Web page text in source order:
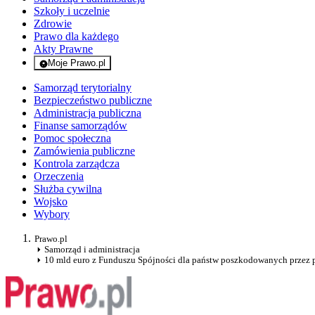
Szkoły i uczelnie
Zdrowie
Prawo dla każdego
Akty Prawne
Moje Prawo.pl
- rejestracja i logowanie do serwisu
Samorząd terytorialny
Bezpieczeństwo publiczne
Administracja publiczna
Finanse samorządów
Pomoc społeczna
Zamówienia publiczne
Kontrola zarządcza
Orzeczenia
Służba cywilna
Wojsko
Wybory
Prawo.pl
Samorząd i administracja
10 mld euro z Funduszu Spójności dla państw poszkodowanych przez